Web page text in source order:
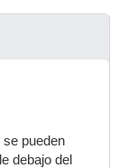
se pueden
debajo del